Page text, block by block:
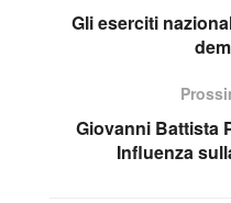
Gli eserciti
Giovanni Battista
Influenza